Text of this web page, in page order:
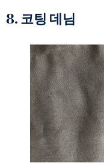
8. 코팅 데님